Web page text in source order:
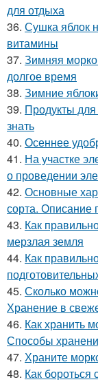
для отдыха
36. Сушка яблок
витамины
37. Зимняя
долгое время
38. Зимние
39. Продукты
знать
40. Осеннее
41. На участке
о проведении
42. Основные
сорта.
43. Как
мерзлая земля
44. Как
45. Сколько
Хранение в
46. Как хранить
Способы
47. Храните
48. Как бороться